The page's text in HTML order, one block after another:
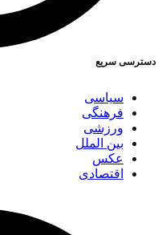
دسترسی سریع
سیاسی
فرهنگی
ورزشی
بین الملل
عکس
اقتصادی